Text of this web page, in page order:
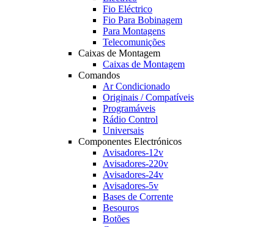
Fio Eléctrico
Fio Para Bobinagem
Para Montagens
Telecomunições
Caixas de Montagem
Caixas de Montagem
Comandos
Ar Condicionado
Originais / Compatíveis
Programáveis
Rádio Control
Universais
Componentes Electrónicos
Avisadores-12v
Avisadores-220v
Avisadores-24v
Avisadores-5v
Bases de Corrente
Besouros
Botões